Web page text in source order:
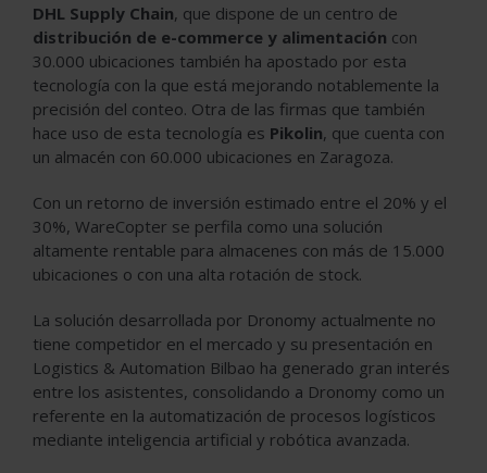
DHL Supply Chain, que dispone de un centro de
distribución de e-commerce y alimentación con
30.000 ubicaciones también ha apostado por esta
tecnología con la que está mejorando notablemente la
precisión del conteo. Otra de las firmas que también
hace uso de esta tecnología es Pikolin, que cuenta con
un almacén con 60.000 ubicaciones en Zaragoza.
Con un retorno de inversión estimado entre el 20% y el
30%, WareCopter se perfila como una solución
altamente rentable para almacenes con más de 15.000
ubicaciones o con una alta rotación de stock.
La solución desarrollada por Dronomy actualmente no
tiene competidor en el mercado y su presentación en
Logistics & Automation Bilbao ha generado gran interés
entre los asistentes, consolidando a Dronomy como un
referente en la automatización de procesos logísticos
mediante inteligencia artificial y robótica avanzada.